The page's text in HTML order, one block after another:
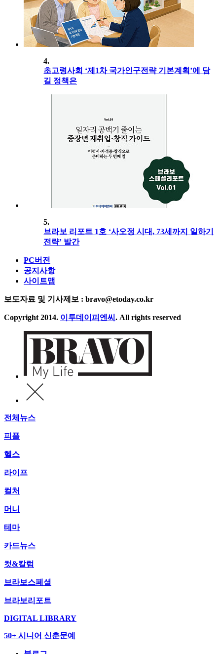
4.
초고령사회 ‘제1차 국가인구전략 기본계획’에 담
길 정책은
5.
브라보 리포트 1호 ‘사오정 시대, 73세까지 일하기
전략’ 발간
PC버전
공지사항
사이트맵
보도자료 및 기사제보 : bravo@etoday.co.kr
Copyright 2014. 이투데이피엔씨 . All rights reserved
전체뉴스
피플
헬스
라이프
컬처
머니
테마
카드뉴스
컷&칼럼
브라보스페셜
브라보리포트
DIGITAL LIBRARY
50+ 시니어 신춘문예